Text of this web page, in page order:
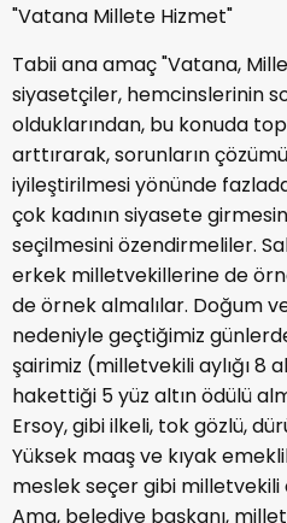
"Vatana Millete Hizmet"
Tabii ana amaç "Vatana,
siyasetçiler, hemcinslerinin
olduklarından, bu konuda
arttırarak, sorunların
iyileştirilmesi yönünde
çok kadının siyasete
seçilmesini özendirmeliler.
erkek milletvekillerine de
de örnek almalılar. Doğum
nedeniyle geçtiğimiz
şairimiz (milletvekili aylığı 8
hakettiği 5 yüz altın ödülü
Ersoy, gibi ilkeli, tok gözlü,
Yüksek maaş ve kıyak
meslek seçer gibi
Ama, belediye başkanı,